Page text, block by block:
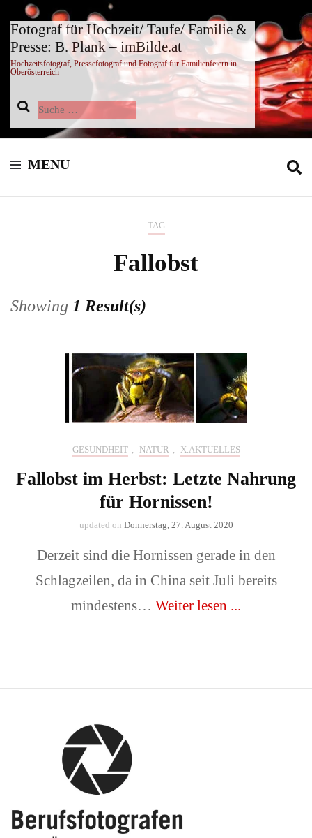
Fotograf für Hochzeit/ Taufe/ Familie &
Presse: B. Plank – imBilde.at
Hochzeitsfotograf, Pressefotograf und Fotograf für Familienfeiern in
Oberösterreich
Suche
nach:
MENU
TAG
Fallobst
Showing 1 Result(s)
GESUNDHEIT , NATUR , X.AKTUELLES
Fallobst im Herbst: Letzte Nahrung
für Hornissen!
updated on Donnerstag, 27. August 2020
Derzeit sind die Hornissen gerade in den
Schlagzeilen, da in China seit Juli bereits
mindestens… Weiter lesen ...